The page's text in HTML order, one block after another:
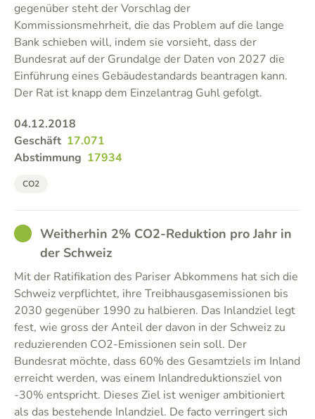
gegenüber steht der Vorschlag der
Kommissionsmehrheit, die das Problem auf die lange
Bank schieben will, indem sie vorsieht, dass der
Bundesrat auf der Grundalge der Daten von 2027 die
Einführung eines Gebäudestandards beantragen kann.
Der Rat ist knapp dem Einzelantrag Guhl gefolgt.
04.12.2018
Geschäft 17.071
Abstimmung 17934
CO2
GOODWeitherhin 2% CO2-Reduktion pro Jahr in
der Schweiz
Mit der Ratifikation des Pariser Abkommens hat sich die
Schweiz verpflichtet, ihre Treibhausgasemissionen bis
2030 gegenüber 1990 zu halbieren. Das Inlandziel legt
fest, wie gross der Anteil der davon in der Schweiz zu
reduzierenden CO2-Emissionen sein soll. Der
Bundesrat möchte, dass 60% des Gesamtziels im Inland
erreicht werden, was einem Inlandreduktionsziel von
-30% entspricht. Dieses Ziel ist weniger ambitioniert
als das bestehende Inlandziel. De facto verringert sich